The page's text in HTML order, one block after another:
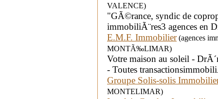
VALENCE)
"GÃ©rance, syndic de
immobiliÃ¨res3 agences en
E.M.F. Immobilier(agences
MONTÃ‰LIMAR)
Votre maison au soleil -
- Toutes
Groupe Solis-solis
MONTELIMAR)